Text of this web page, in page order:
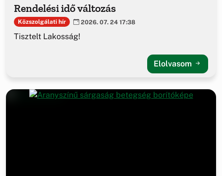
Rendelési idő változás
Közszolgálati hír 2026. 07. 24 17:38
Tisztelt Lakosság!
Elolvasom